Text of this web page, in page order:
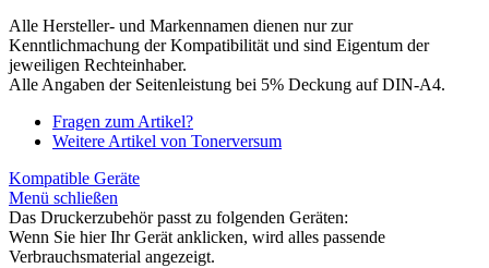
Alle Hersteller- und Markennamen dienen nur zur
Kenntlichmachung der Kompatibilität und sind Eigentum der
jeweiligen Rechteinhaber.
Alle Angaben der Seitenleistung bei 5% Deckung auf DIN-A4.
Fragen zum Artikel?
Weitere Artikel von Tonerversum
Kompatible Geräte
Menü schließen
Das Druckerzubehör passt zu folgenden Geräten:
Wenn Sie hier Ihr Gerät anklicken, wird alles passende
Verbrauchsmaterial angezeigt.